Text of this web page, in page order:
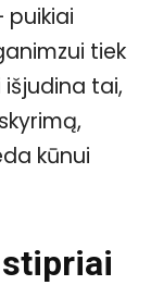
puikiai
tiek
išjudina tai,
kūnui